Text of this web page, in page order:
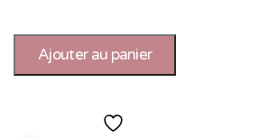
Ajouter au panier